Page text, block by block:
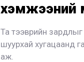
хэмжээний
Та тээврийн зардлыг
шуурхай хугацаанд
аж.